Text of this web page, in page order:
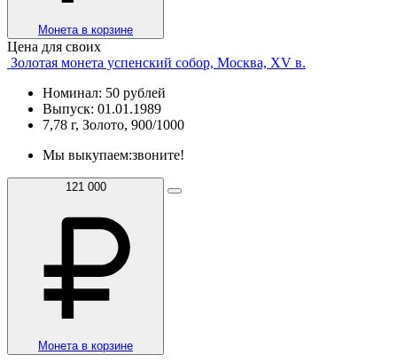
Монета в корзине
Цена для своих
Золотая монета успенский собор, Москва, XV в.
Номинал: 50 рублей
Выпуск: 01.01.1989
7,78 г, Золото, 900/1000
Мы выкупаем:звоните!
121 000
Монета в корзине